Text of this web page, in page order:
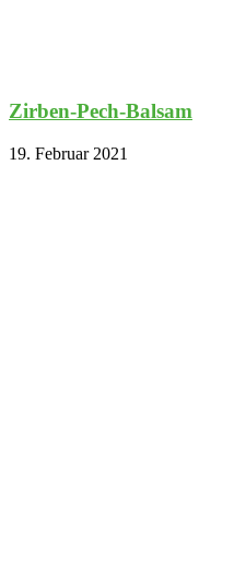
Zirben-Pech-Balsam
19. Februar 2021